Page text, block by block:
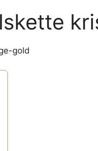
gold